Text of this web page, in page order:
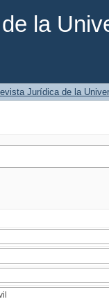
la
Jurídica de la